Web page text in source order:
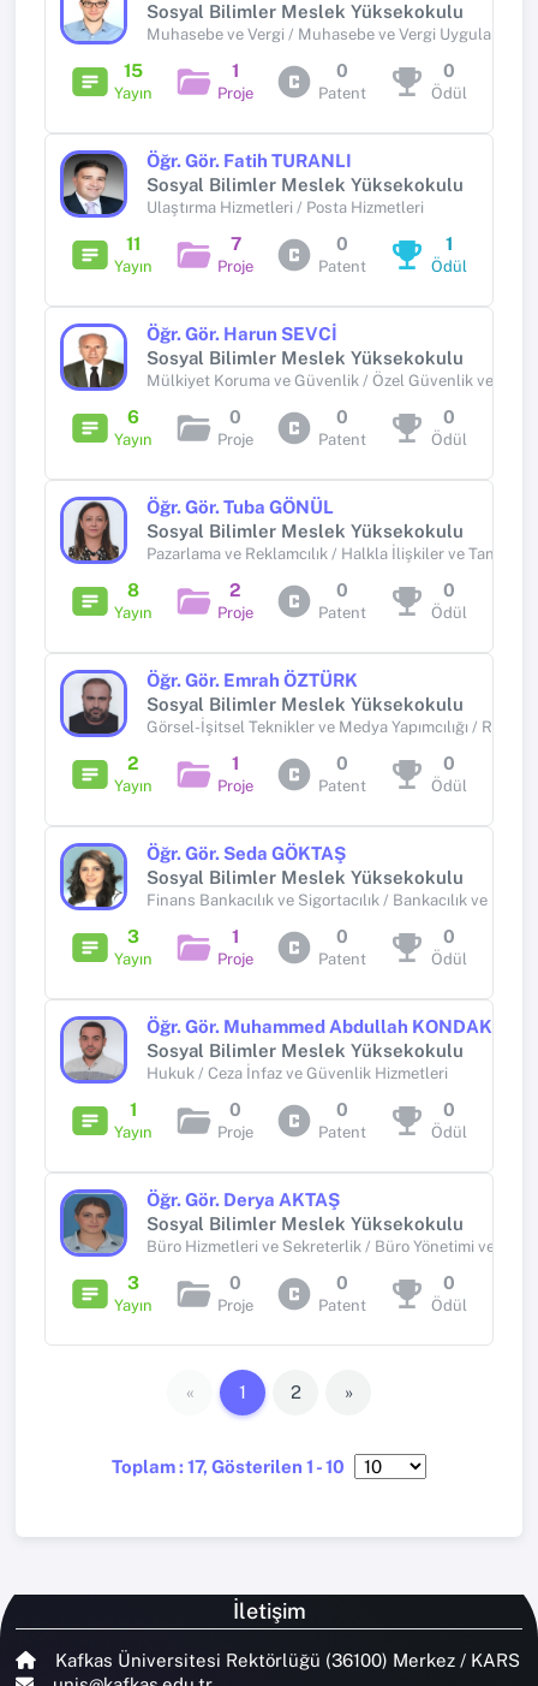
Sosyal Bilimler Meslek Yüksekokulu
Muhasebe ve Vergi / Muhasebe ve Vergi Uygulamaları
15
Yayın
1
Proje
0
Patent
0
Ödül
Öğr. Gör. Fatih TURANLI
Sosyal Bilimler Meslek Yüksekokulu
Ulaştırma Hizmetleri / Posta Hizmetleri
11
Yayın
7
Proje
0
Patent
1
Ödül
Öğr. Gör. Harun SEVCİ
Sosyal Bilimler Meslek Yüksekokulu
Mülkiyet Koruma ve Güvenlik / Özel Güvenlik ve
6
Yayın
0
Proje
0
Patent
0
Ödül
Öğr. Gör. Tuba GÖNÜL
Sosyal Bilimler Meslek Yüksekokulu
Pazarlama ve Reklamcılık / Halkla İlişkiler ve Tanıtım
8
Yayın
2
Proje
0
Patent
0
Ödül
Öğr. Gör. Emrah ÖZTÜRK
Sosyal Bilimler Meslek Yüksekokulu
Görsel-İşitsel Teknikler ve Medya Yapımcılığı / Radyo
2
Yayın
1
Proje
0
Patent
0
Ödül
Öğr. Gör. Seda GÖKTAŞ
Sosyal Bilimler Meslek Yüksekokulu
Finans Bankacılık ve Sigortacılık / Bankacılık ve
3
Yayın
1
Proje
0
Patent
0
Ödül
Öğr. Gör. Muhammed Abdullah KONDAKCI
Sosyal Bilimler Meslek Yüksekokulu
Hukuk / Ceza İnfaz ve Güvenlik Hizmetleri
1
Yayın
0
Proje
0
Patent
0
Ödül
Öğr. Gör. Derya AKTAŞ
Sosyal Bilimler Meslek Yüksekokulu
Büro Hizmetleri ve Sekreterlik / Büro Yönetimi ve
3
Yayın
0
Proje
0
Patent
0
Ödül
Toplam : 17, Gösterilen 1 - 10
« 1 2 »
İletişim
Kafkas Üniversitesi Rektörlüğü (36100) Merkez / KARS